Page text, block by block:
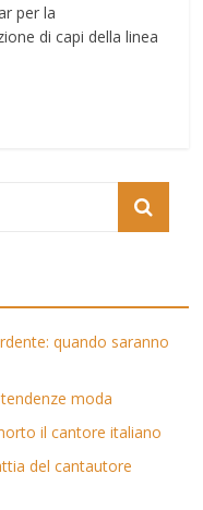
per la
di capi della linea
quando saranno
moda
il cantore italiano
del cantautore